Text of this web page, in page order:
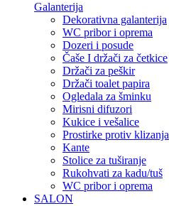
Galanterija
Dekorativna galanterija
WC pribor i oprema
Dozeri i posude
Čaše I držači za četkice
Držači za peškir
Držači toalet papira
Ogledala za šminku
Mirisni difuzori
Kukice i vešalice
Prostirke protiv klizanja
Kante
Stolice za tuširanje
Rukohvati za kadu/tuš
WC pribor i oprema
SALON